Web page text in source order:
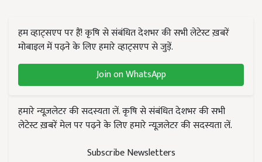
हम व्हाट्सएप पर हैं! कृषि से संबंधित देशभर की सभी लेटेस्ट ख़बरें
मोबाइल में पढ़ने के लिए हमारे व्हाट्सएप से जुड़ें.
Join on WhatsApp
हमारे न्यूज़लेटर की सदस्यता लें. कृषि से संबंधित देशभर की सभी
लेटेस्ट ख़बरें मेल पर पढ़ने के लिए हमारे न्यूज़लेटर की सदस्यता लें.
Subscribe Newsletters